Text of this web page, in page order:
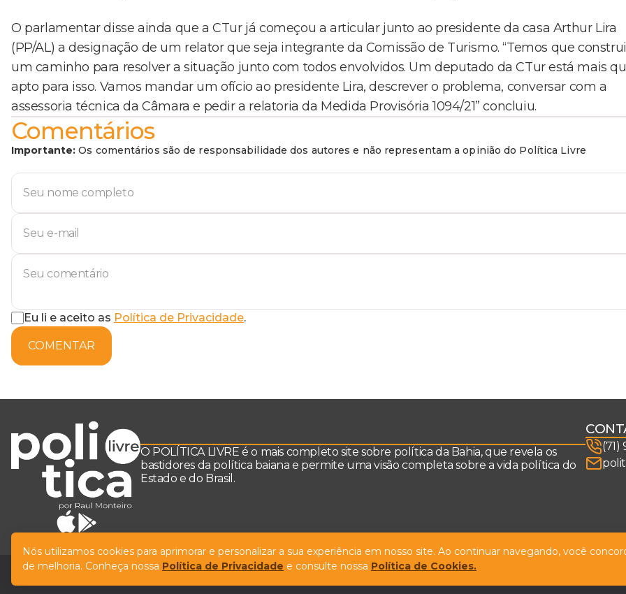
O parlamentar disse ainda que a CTur já começou a articular junto ao presidente da casa Arthur Lira
(PP/AL) a designação de um relator que seja integrante da Comissão de Turismo. “Temos que
um caminho para resolver a situação junto com todos envolvidos. Um deputado da CTur está mais
apto para isso. Vamos mandar um ofício ao presidente Lira, descrever o problema, conversar com a
assessoria técnica da Câmara e pedir a relatoria da Medida Provisória 1094/21” concluiu.
Comentários
Importante: Os comentários são de responsabilidade dos autores e não representam a opinião do Política Livre
Eu li e aceito as Política de Privacidade.
COMENTAR
O POLÍTICA LIVRE é o mais completo site sobre política da Bahia, que revela os
bastidores da política baiana e permite uma visão completa sobre a vida política do
Estado e do Brasil.
(71)
Nós utilizamos cookies para aprimorar e personalizar a sua experiência em nosso site. Ao continuar navegando, você
de melhoria. Conheça nossa Política de Privacidade e consulte nossa Política de Cookies.